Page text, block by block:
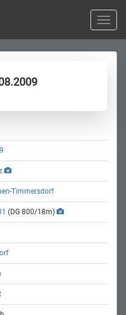
Toggle
Timmersdorf
(DG 800/18m)